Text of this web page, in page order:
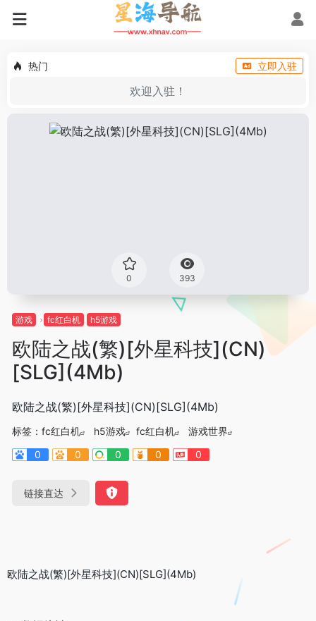
热门 立即入驻
欢迎入驻！
0 393
游戏 fc红白机 h5游戏
欧陆之战(繁)[外星科技](CN)
[SLG](4Mb)
欧陆之战(繁)[外星科技](CN)[SLG](4Mb)
标签： fc红白机 h5游戏 fc红白机
游戏世界
0
0 0 0 0
链接直达
欧陆之战(繁)[外星科技](CN)[SLG](4Mb)